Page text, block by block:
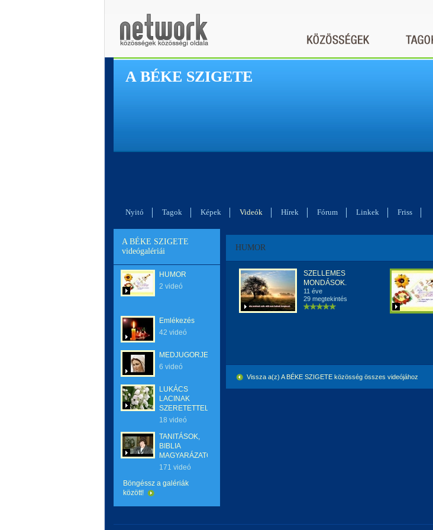
A BÉKE SZIGETE
Nyitó Tagok Képek Videók Hírek Fórum Linkek Friss
A BÉKE SZIGETE
videógalériái
HUMOR
2 videó
Emlékezés
42 videó
MEDJUGORJE
6 videó
LUKÁCS
LACINAK
SZERETETTEL
18 videó
TANITÁSOK,
BIBLIA
MAGYARÁZATOK
171 videó
Böngéssz a galériák
között!
HUMOR
SZELLEMES
MONDÁSOK.
11 éve
29 megtekintés
Vissza a(z) A BÉKE SZIGETE közösség összes videójához